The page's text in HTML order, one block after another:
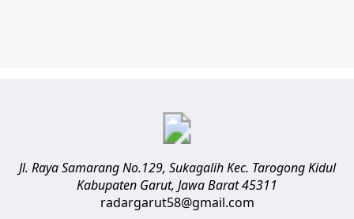
Jl. Raya Samarang No.129, Sukagalih Kec. Tarogong Kidul
Kabupaten Garut, Jawa Barat45311
radargarut58@gmail.com